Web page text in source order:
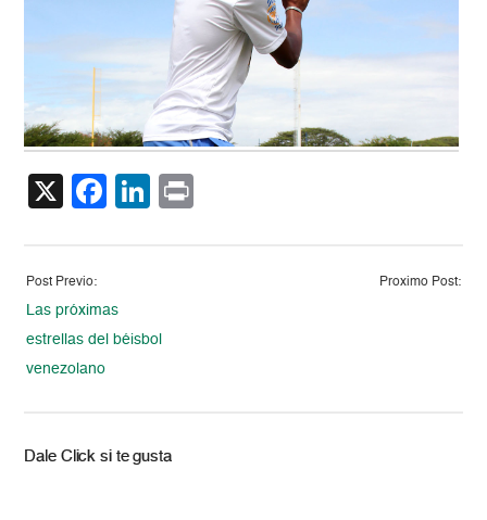
X Facebook
LinkedIn
Post Previo:
Las próximas
estrellas del béisbol
venezolano
Proximo Post:
Dale Click si te gusta